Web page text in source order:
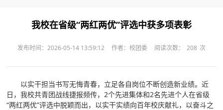
我校在省级“两红两优”评选中获多项表彰
发布时间：2026-05-14 13:59:12 作者：校团委 阅读次数： 208 次
以实干担当书写无悔青春，立足各自岗位不断创造新业绩。近
日，我校共青团战线捷报频传，2个先进集体和2名先进个人在省级
“两红两优”评选中脱颖而出，以实干实绩向百年校庆献礼，以奋斗之